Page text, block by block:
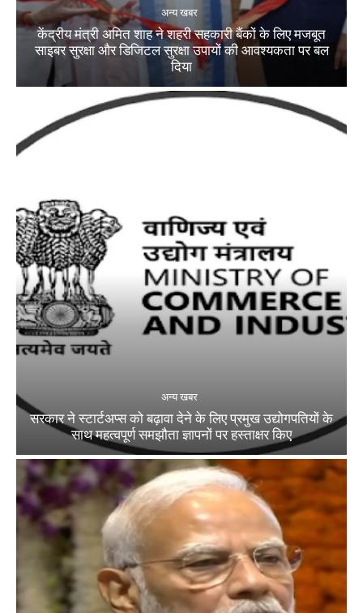
अन्य खबर
केंद्रीय मंत्री अमित शाह ने शहरी सहकारी बैंकों के लिए मजबूत
साइबर सुरक्षा और डिजिटल सुरक्षा उपायों की आवश्यकता पर बल
दिया
अन्य खबर
सरकार ने स्टार्टअप्‍स को बढ़ावा देने के लिए प्रमुख उद्योगपतियों के
साथ महत्‍वपूर्ण समझौता ज्ञापनों पर हस्‍ताक्षर किए